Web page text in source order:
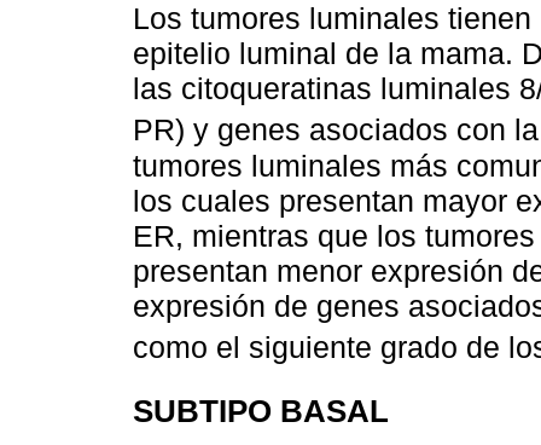
Los tumores luminales
epitelio luminal de la mama.
las citoqueratinas luminales
PR) y genes asociados con
tumores luminales más
los cuales presentan mayor
ER, mientras que los
presentan menor expresión
expresión de genes
como el siguiente grado de
SUBTIPO BASAL